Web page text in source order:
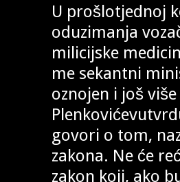
U prošlotjednoj
oduzimanja
milicijske
me sekantni
oznojen i još
govori o tom,
zakona. Ne će
zakon koji, ako